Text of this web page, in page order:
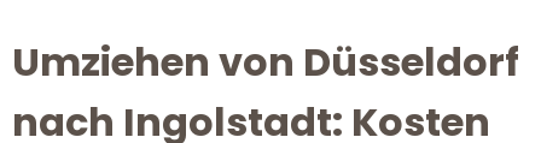
Umziehen von Düsseldorf
nach Ingolstadt: Kosten